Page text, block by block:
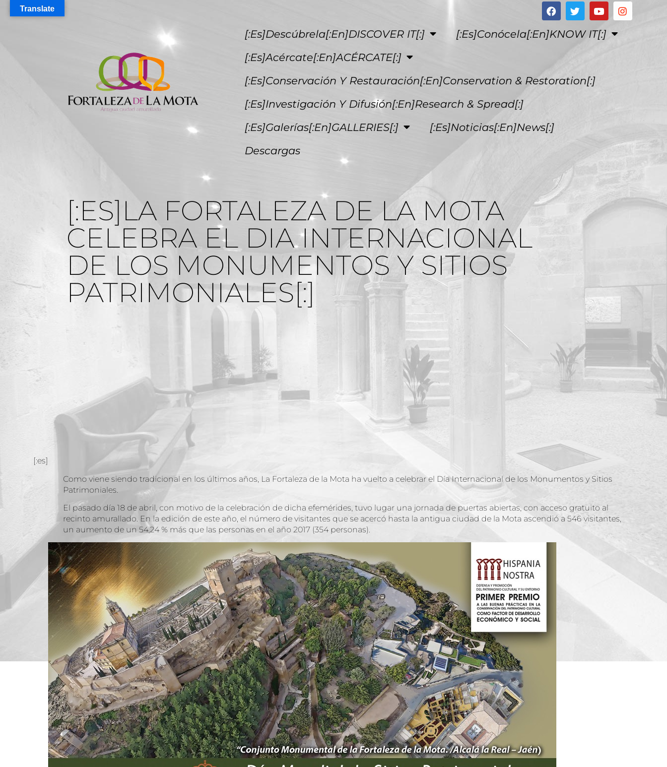
[:es]Descúbrela[:en]DISCOVER IT[:]
[:es]Conócela[:en]KNOW IT[:]
[:es]Acércate[:en]ACÉRCATE[:]
[:es]Conservación Y Restauración[:en]Conservation & Restoration[:]
[:es]Investigación Y Difusión[:en]Research & Spread[:]
[:es]Galerías[:en]GALLERIES[:]
[:es]Noticias[:en]News[:]
Descargas
[:ES]LA FORTALEZA DE LA MOTA
CELEBRA EL DIA INTERNACIONAL
DE LOS MONUMENTOS Y SITIOS
PATRIMONIALES[:]
[:es]
Como viene siendo tradicional en los últimos años, La Fortaleza de la Mota ha vuelto a celebrar el Día Internacional de los Monumentos y Sitios
Patrimoniales.
El pasado día 18 de abril, con motivo de la celebración de dicha efemérides, tuvo lugar una jornada de puertas abiertas, con acceso gratuito al
recinto amurallado. En la edición de este año, el número de visitantes que se acercó hasta la antigua ciudad de la Mota ascendió a 546 visitantes,
un aumento de un 54,24 % más que las personas en el año 2017 (354 personas).
Translate